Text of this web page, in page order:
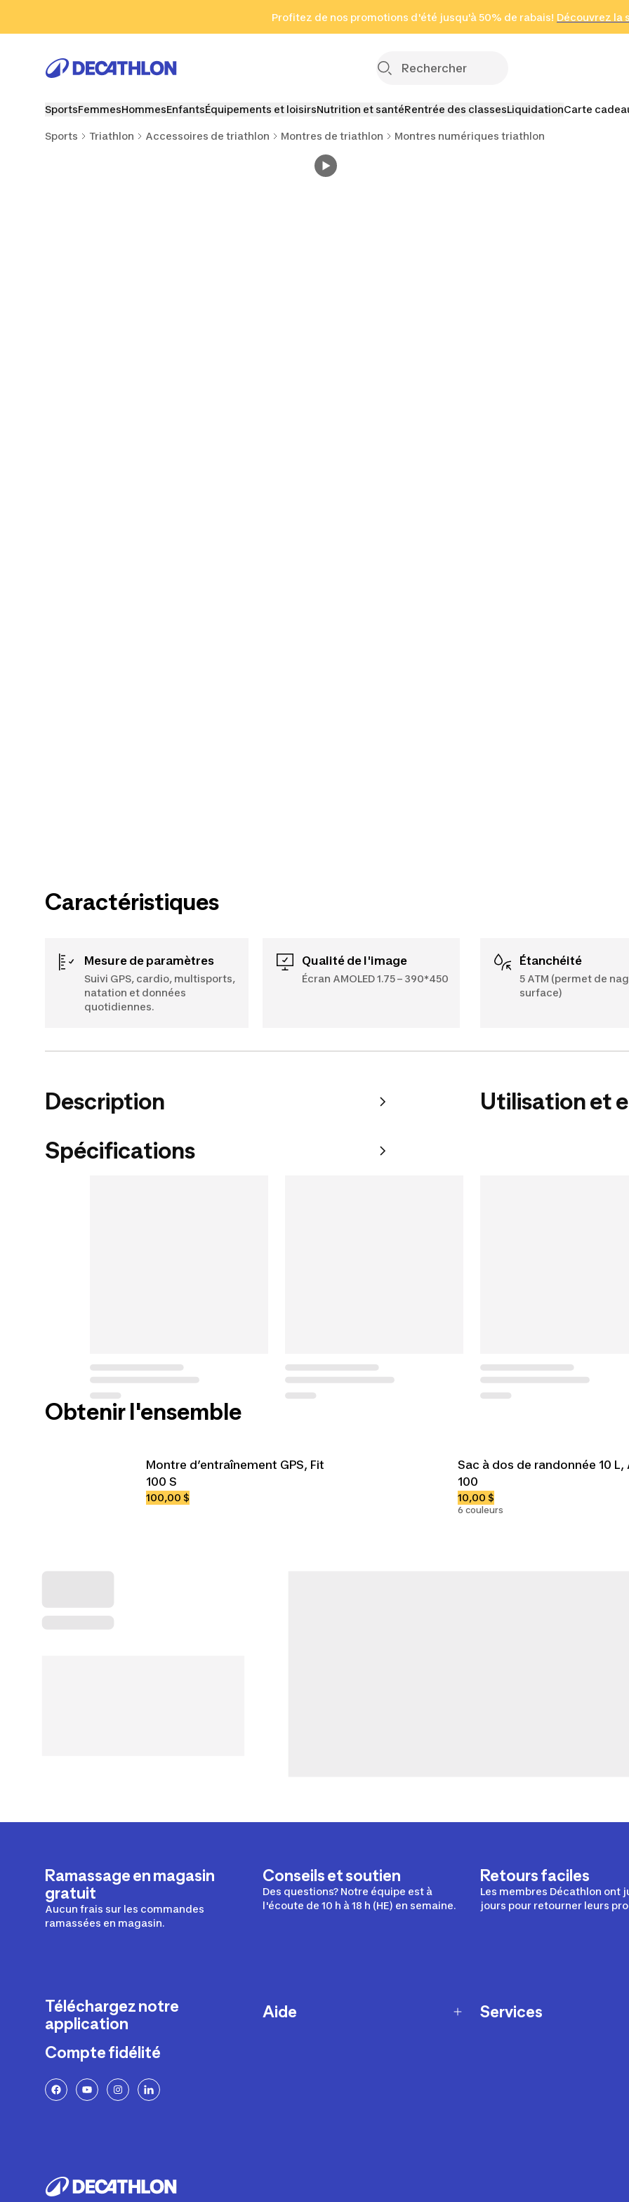
Aller au pied de page
Profitez de nos promotions d'été jusqu'à 50% de rabais! Découvrez la
Cliquez ici
en seulement 2
(Zones sélectionnées)
SportsFemmesHommesEnfantsÉquipements et loisirsNutrition et santéRentrée des classesLiquidationCarte
Sports Triathlon Accessoires de triathlon Montres de triathlon Montres numériques triathlon
Caractéristiques
Mesure de paramètres
Suivi GPS, cardio, multisports,
natation et données
quotidiennes.
Qualité de l'image
Écran AMOLED 1.75 – 390*450
Étanchéité
5 ATM (permet de
surface)
Description
Spécifications
Utilisation et
Obtenir l'ensemble
Montre d’entraînement GPS, Fit
100 S
100,00 $
Sac à dos de randonnée 10 L,
100
10,00 $
6 couleurs
Ramassage en magasin
gratuit
Aucun frais sur les commandes
ramassées en magasin.
Conseils et soutien
Des questions? Notre équipe est à
l'écoute de 10 h à 18 h (HE) en semaine.
Retours faciles
Les membres Décathlon ont
jours pour retourner leurs
Téléchargez notre
application
Compte fidélité
Aide Services